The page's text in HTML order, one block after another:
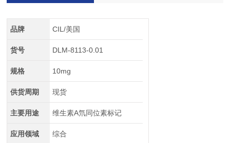
品牌 CIL/美国
货号 DLM-8113-0.01
规格 10mg
供货周期 现货
主要用途 维生素A氘同位素标记
应用领域 综合